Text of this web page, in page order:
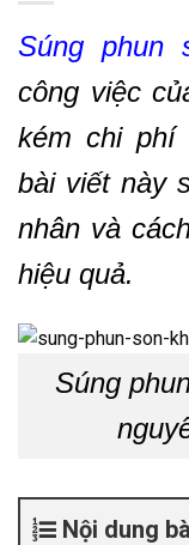
Súng phun
công việc
kém chi phí
bài viết này
nhân và
hiệu quả.
Súng
Nội dung